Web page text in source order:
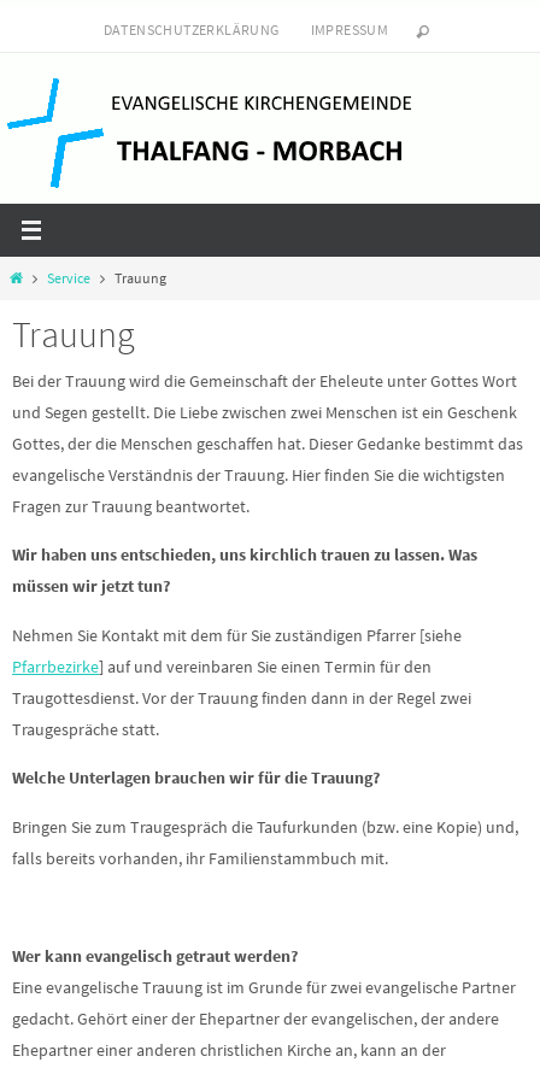
springen
DATENSCHUTZERKLÄRUNG IMPRESSUM
StartService Trauung
Trauung
Bei der Trauung wird die Gemeinschaft der Eheleute unter Gottes Wort
und Segen gestellt. Die Liebe zwischen zwei Menschen ist ein Geschenk
Gottes, der die Menschen geschaffen hat. Dieser Gedanke bestimmt das
evangelische Verständnis der Trauung. Hier finden Sie die wichtigsten
Fragen zur Trauung beantwortet.
Wir haben uns entschieden, uns kirchlich trauen zu lassen. Was
müssen wir jetzt tun?
Nehmen Sie Kontakt mit dem für Sie zuständigen Pfarrer [siehe
Pfarrbezirke] auf und vereinbaren Sie einen Termin für den
Traugottesdienst. Vor der Trauung finden dann in der Regel zwei
Traugespräche statt.
Welche Unterlagen brauchen wir für die Trauung?
Bringen Sie zum Traugespräch die Taufurkunden (bzw. eine Kopie) und,
falls bereits vorhanden, ihr Familienstammbuch mit.
Wer kann evangelisch getraut werden?
Eine evangelische Trauung ist im Grunde für zwei evangelische Partner
gedacht. Gehört einer der Ehepartner der evangelischen, der andere
Ehepartner einer anderen christlichen Kirche an, kann an der